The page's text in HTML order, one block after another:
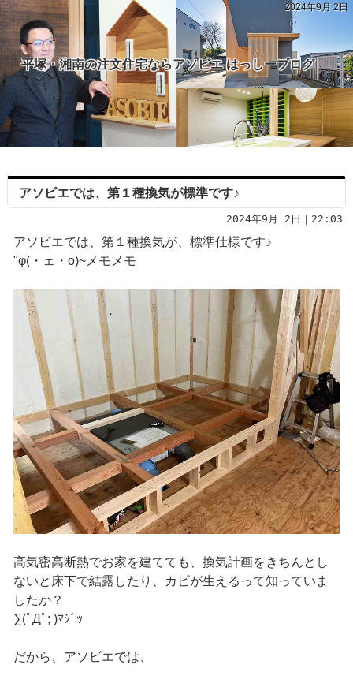
2024年9月 2日
平塚・湘南の注文住宅ならアソビエ はっしーブログ
アソビエでは、第１種換気が標準です♪
2024年9月 2日｜22:03
アソビエでは、第１種換気が、標準仕様です♪
"φ(・ェ・o)~メモメモ
高気密高断熱でお家を建てても、換気計画をきちんとし
ないと床下で結露したり、カビが生えるって知っていま
したか？
∑(ﾟДﾟ; )ﾏｼﾞｯ
だから、アソビエでは、